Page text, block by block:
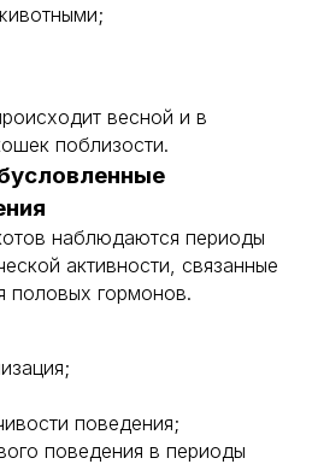
весной и в
поблизости.
наблюдаются периоды
активности, связанные
половых гормонов.
поведения;
поведения в периоды